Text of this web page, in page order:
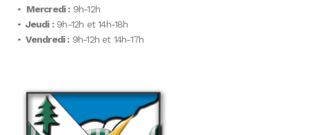
• Mercredi :9h-12h
• Jeudi :9h-12h et 14h-18h
• Vendredi :9h-12h et 14h-17h